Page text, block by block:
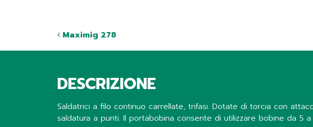
Maximig 278
DESCRIZIONE
Saldatrici a filo continuo carrellate, trifasi. Dotate di torcia con
saldatura a punti. Il portabobina consente di utilizzare bobine da 5